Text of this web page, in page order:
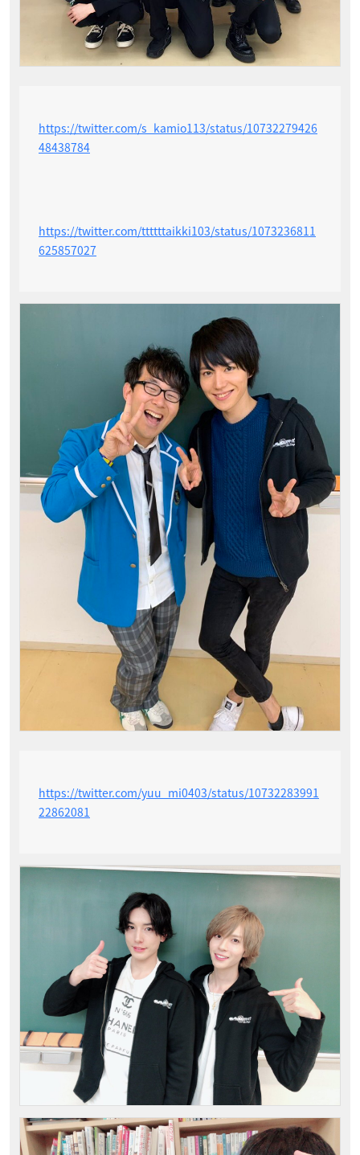
https://twitter.com/s_kamio113/status/10732279426
48438784
https://twitter.com/ttttttaikki103/status/1073236811
625857027
https://twitter.com/yuu_mi0403/status/10732283991
22862081